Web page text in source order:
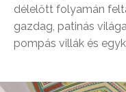
délelőtt folyamán
gazdag, patinás
pompás villák és